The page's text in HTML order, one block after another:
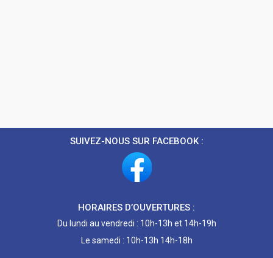
SUIVEZ-NOUS SUR FACEBOOK :
HORAIRES D’OUVERTURES :
Du lundi au vendredi : 10h-13h et 14h-19h
Le samedi : 10h-13h 14h-18h